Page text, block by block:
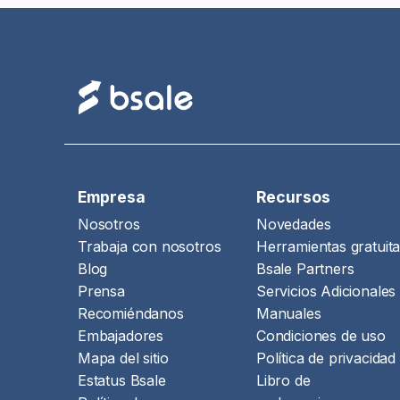
Empresa
Nosotros
Trabaja con nosotros
Blog
Prensa
Recomiéndanos
Embajadores
Mapa del sitio
Estatus Bsale
Recursos
Novedades
Herramientas
Bsale Partners
Servicios Adicionales
Manuales
Condiciones de uso
Política de privacidad
Libro de